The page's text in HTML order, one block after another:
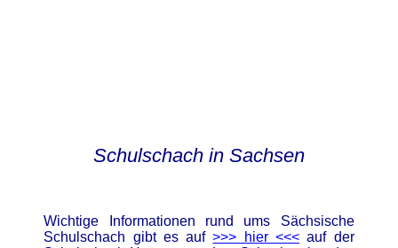
Schulschach in Sachsen
Wichtige Informationen rund ums Sächsische
Schulschach gibt es auf>>> hier <<< auf der